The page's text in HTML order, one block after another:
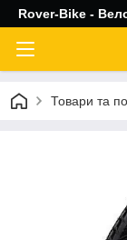
Rover-Bike -
Товари та